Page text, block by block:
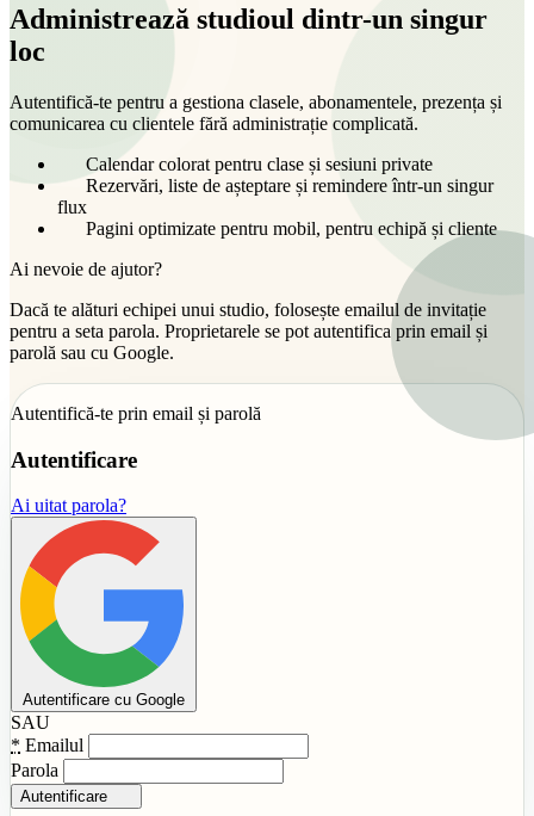
Administrează studioul dintr-un singur
loc
Autentifică-te pentru a gestiona clasele, abonamentele, prezența și
comunicarea cu clientele fără administrație complicată.
Calendar colorat pentru clase și sesiuni private
Rezervări, liste de așteptare și remindere într-un singur
flux
Pagini optimizate pentru mobil, pentru echipă și cliente
Ai nevoie de ajutor?
Dacă te alături echipei unui studio, folosește emailul de invitație
pentru a seta parola. Proprietarele se pot autentifica prin email și
parolă sau cu Google.
Autentifică-te prin email și parolă
Autentificare
Ai uitat parola?
Autentificare cu Google
SAU
* Emailul
Parola
Autentificare